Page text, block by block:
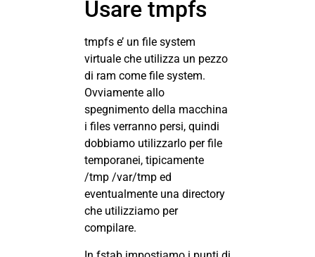
Usare tmpfs
tmpfs e’ un file system
virtuale che utilizza un pezzo
di ram come file system.
Ovviamente allo
spegnimento della macchina
i files verranno persi, quindi
dobbiamo utilizzarlo per file
temporanei, tipicamente
/tmp /var/tmp ed
eventualmente una directory
che utilizziamo per
compilare.